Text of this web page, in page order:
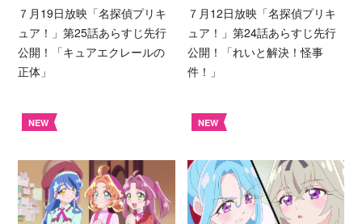
７月19日放映「名探偵プリキ
ュア！」第25話あらすじ先行
公開！「キュアエクレールの
正体」
７月12日放映「名探偵プリキ
ュア！」第24話あらすじ先行
公開！「れいと解決！怪事
件！」
NEW NEW